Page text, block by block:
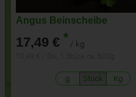
Eier
Angus Beinscheibe
17,49 € * / kg
g Stück Kg